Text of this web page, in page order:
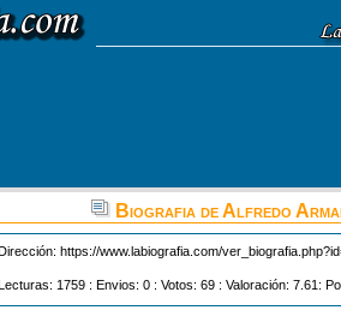
Biografia de Alfredo
https://www.labiografia.com/
1759 : Envios: 0 : Votos: 69 : Valoración: 7.61: